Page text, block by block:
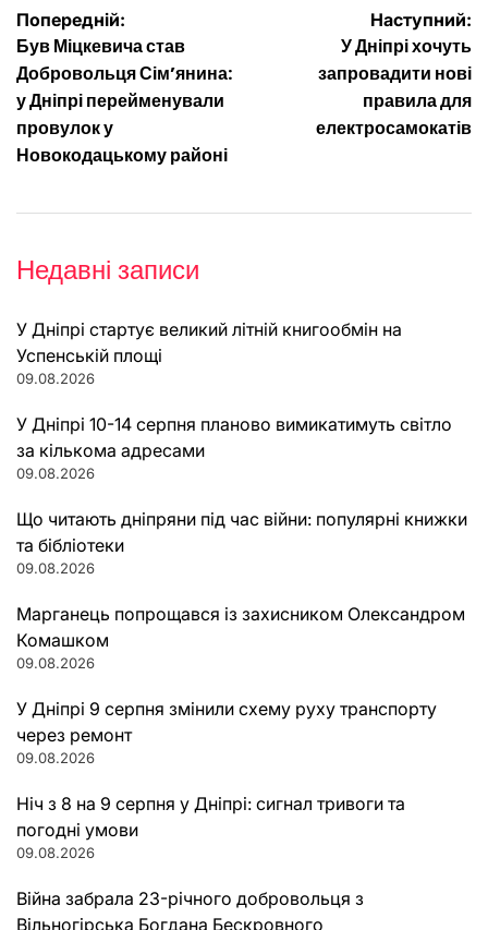
Навігація
записів
Попередній:
Був Міцкевича став
Добровольця Сім’янина:
у Дніпрі перейменували
провулок у
Новокодацькому районі
Наступний:
У Дніпрі хочуть
запровадити нові
правила для
електросамокатів
Недавні записи
У Дніпрі стартує великий літній книгообмін на
Успенській площі
09.08.2026
У Дніпрі 10-14 серпня планово вимикатимуть світло
за кількома адресами
09.08.2026
Що читають дніпряни під час війни: популярні книжки
та бібліотеки
09.08.2026
Марганець попрощався із захисником Олександром
Комашком
09.08.2026
У Дніпрі 9 серпня змінили схему руху транспорту
через ремонт
09.08.2026
Ніч з 8 на 9 серпня у Дніпрі: сигнал тривоги та
погодні умови
09.08.2026
Війна забрала 23-річного добровольця з
Вільногірська Богдана Бескровного